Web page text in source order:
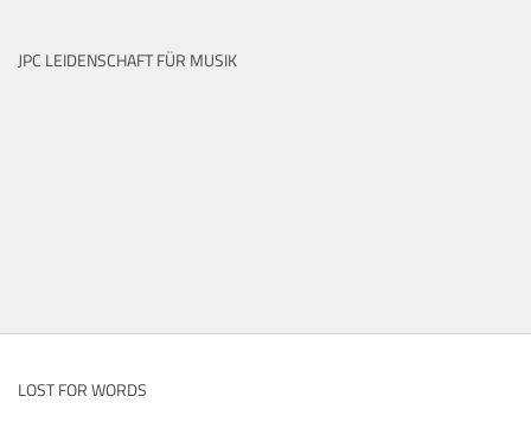
JPC LEIDENSCHAFT FÜR MUSIK
LOST FOR WORDS